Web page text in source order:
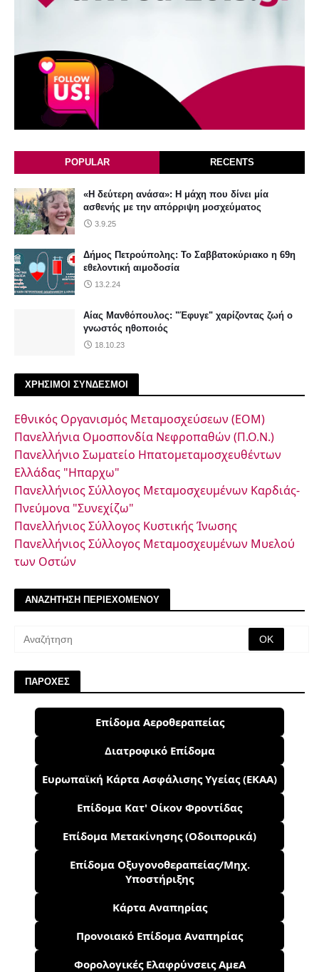
POPULAR RECENTS
«Η δεύτερη ανάσα»: Η μάχη που δίνει μία
ασθενής με την απόρριψη μοσχεύματος
3.9.25
Δήμος Πετρούπολης: Το Σαββατοκύριακο η 69η
εθελοντική αιμοδοσία
13.2.24
Αίας Μανθόπουλος: "Έφυγε" χαρίζοντας ζωή ο
γνωστός ηθοποιός
18.10.23
ΧΡΗΣΙΜΟΙ ΣΥΝΔΕΣΜΟΙ
Εθνικός Οργανισμός Μεταμοσχεύσεων (ΕΟΜ)
Πανελλήνια Ομοσπονδία Νεφροπαθών (Π.Ο.Ν.)
Πανελλήνιο Σωματείο Ηπατομεταμοσχευθέντων
Ελλάδας "Ηπαρχω"
Πανελλήνιος Σύλλογος Μεταμοσχευμένων Καρδιάς-
Πνεύμονα "Συνεχίζω"
Πανελλήνιος Σύλλογος Κυστικής Ίνωσης
Πανελλήνιος Σύλλογος Μεταμοσχευμένων Μυελού
των Οστών
ΑΝΑΖΗΤΗΣΗ ΠΕΡΙΕΧΟΜΕΝΟΥ
ΠΑΡΟΧΕΣ
Επίδομα Αεροθεραπείας
Διατροφικό Επίδομα
Ευρωπαϊκή Κάρτα Ασφάλισης Υγείας (ΕΚΑΑ)
Επίδομα Κατ' Οίκον Φροντίδας
Επίδομα Μετακίνησης (Οδοιπορικά)
Επίδομα Οξυγονοθεραπείας/Μηχ.
Υποστήριξης
Κάρτα Αναπηρίας
Προνοιακό Επίδομα Αναπηρίας
Φορολογικές Ελαφρύνσεις ΑμεΑ